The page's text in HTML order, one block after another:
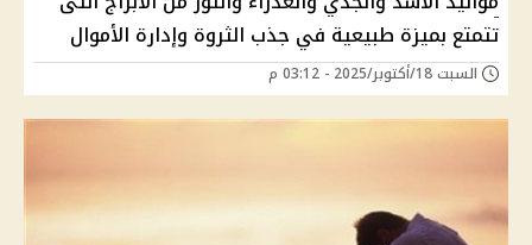
تتمتع بميزة طبيعية في جذب الثروة وإدارة الأموال
السبت 18/أكتوبر/2025 - 03:12 م